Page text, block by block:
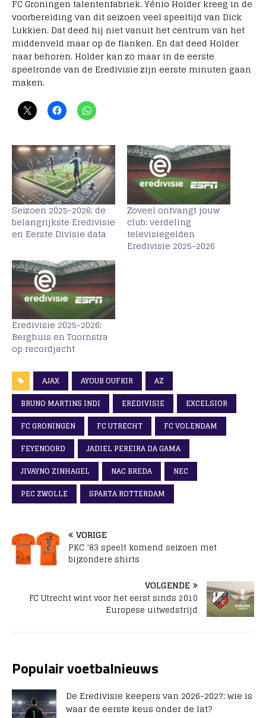
FC Groningen talentenfabriek. Yénio Holder kreeg in de
voorbereiding van dit seizoen veel speeltijd van Dick
Lukkien. Dat deed hij niet vanuit het centrum van het
middenveld maar op de flanken. En dat deed Holder
naar behoren. Holder kan zo maar in de eerste
speelronde van de Eredivisie zijn eerste minuten gaan
maken.
Seizoen 2025-2026: de
belangrijkste Eredivisie
en Eerste Divisie data
Zoveel ontvangt jouw
club: verdeling
televisiegelden
Eredivisie 2025-2026
Eredivisie 2025-2026:
Berghuis en Toornstra
op recordjacht
AJAX AYOUB OUFKIR
AZ
BRUNO MARTINS INDI
EREDIVISIE
EXCELSIOR
FC GRONINGEN
FC UTRECHT
FC VOLENDAM
FEYENOORD
JADIEL PEREIRA DA GAMA
JIVAYNO ZINHAGEL
NAC BREDA
NEC
PEC ZWOLLE
SPARTA ROTTERDAM
VORIGE
PKC ’83 speelt komend seizoen met
bijzondere shirts
VOLGENDE
FC Utrecht wint voor het eerst sinds 2010
Europese uitwedstrijd
Populair voetbalnieuws
De Eredivisie keepers van 2026-2027: wie is
waar de eerste keus onder de lat?